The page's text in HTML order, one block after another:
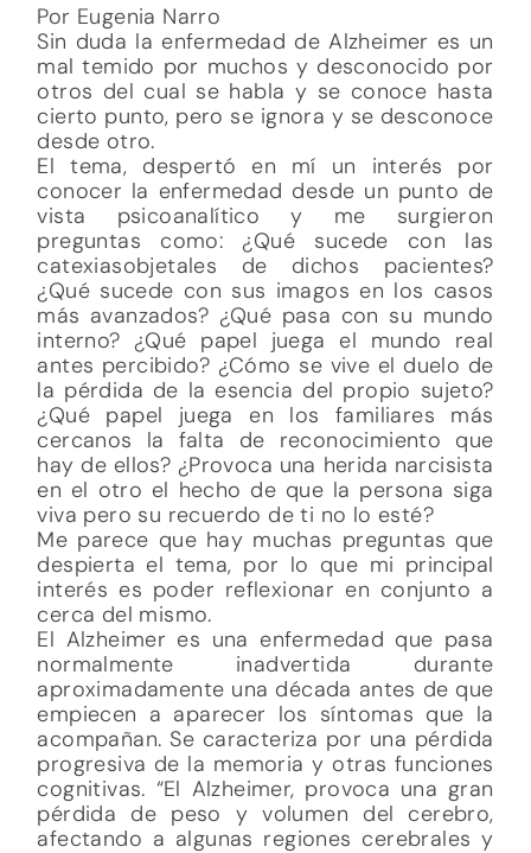
Por Eugenia Narro
Sin duda la enfermedad de Alzheimer es un
mal temido por muchos y desconocido por
otros del cual se habla y se conoce hasta
cierto punto, pero se ignora y se desconoce
desde otro.
El tema, despertó en mí un interés por
conocer la enfermedad desde un punto de
vista psicoanalítico y me surgieron
preguntas como: ¿Qué sucede con las
catexiasobjetales de dichos pacientes?
¿Qué sucede con sus imagos en los casos
más avanzados? ¿Qué pasa con su mundo
interno? ¿Qué papel juega el mundo real
antes percibido? ¿Cómo se vive el duelo de
la pérdida de la esencia del propio sujeto?
¿Qué papel juega en los familiares más
cercanos la falta de reconocimiento que
hay de ellos? ¿Provoca una herida narcisista
en el otro el hecho de que la persona siga
viva pero su recuerdo de ti no lo esté?
Me parece que hay muchas preguntas que
despierta el tema, por lo que mi principal
interés es poder reflexionar en conjunto a
cerca del mismo.
El Alzheimer es una enfermedad que pasa
normalmente inadvertida durante
aproximadamente una década antes de que
empiecen a aparecer los síntomas que la
acompañan. Se caracteriza por una pérdida
progresiva de la memoria y otras funciones
cognitivas. “El Alzheimer, provoca una gran
pérdida de peso y volumen del cerebro,
afectando a algunas regiones cerebrales y